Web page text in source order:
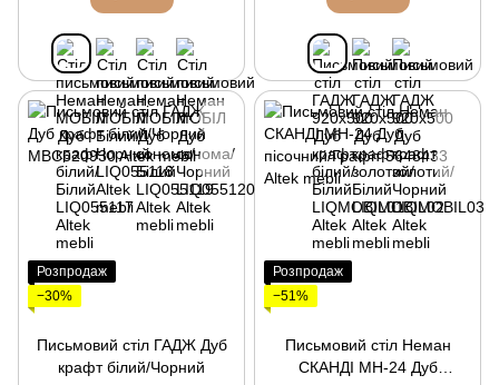
Розпродаж
−30%
Письмовий стіл ГАДЖ Дуб
крафт білий/Чорний
Розпродаж
−51%
Письмовий стіл Неман
СКАНДІ МН-24 Дуб